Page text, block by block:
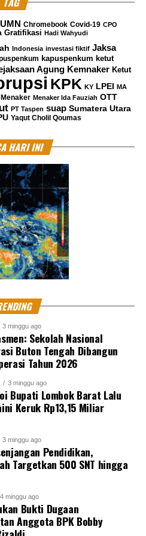
cerita yang harus Rita
mau mengikuti permintaan
untuk mengarang
saya bisa kenal pak Robin
saya kan di dalam
untuk mengikuti
tersebut.
rekayasa,” ujarnya.
, Azis Syamsuddin
senilai Rp 3 miliar dan 36
KPK AKP Stepanus
kasus dugaan
tengah yang diduga
dan Aliza Gunado
RI tersebut.
suap kepada Azis
Banggar DPR RI melalui
anggaran Dana Alokasi
Lampung Tengah
subscribe dan like di
dan Tik Tok.Terima
Chromebook Covid-19 CPO
Gratifikasi Hadi Wahyudi
Indonesia investasi fiktif Jaksa
kapuspenkum ketut
Agung Kemnaker Ketut
KPK KY LPEI MA
Menaker Menaker Ida Fauziah OTT
PT Taspen suap Sumatera Utara
Yaqut Cholil Qoumas
HARI INI
3 minggu ago
Sekolah Nasional
Buton Tengah Dibangun
Tahun 2026
3 minggu ago
Bupati Lombok Barat Lalu
Keruk Rp13,15 Miliar
3 minggu ago
Pendidikan,
Targetkan 500 SNT hingga
4 minggu ago
Bukti Dugaan
Anggota BPK Bobby